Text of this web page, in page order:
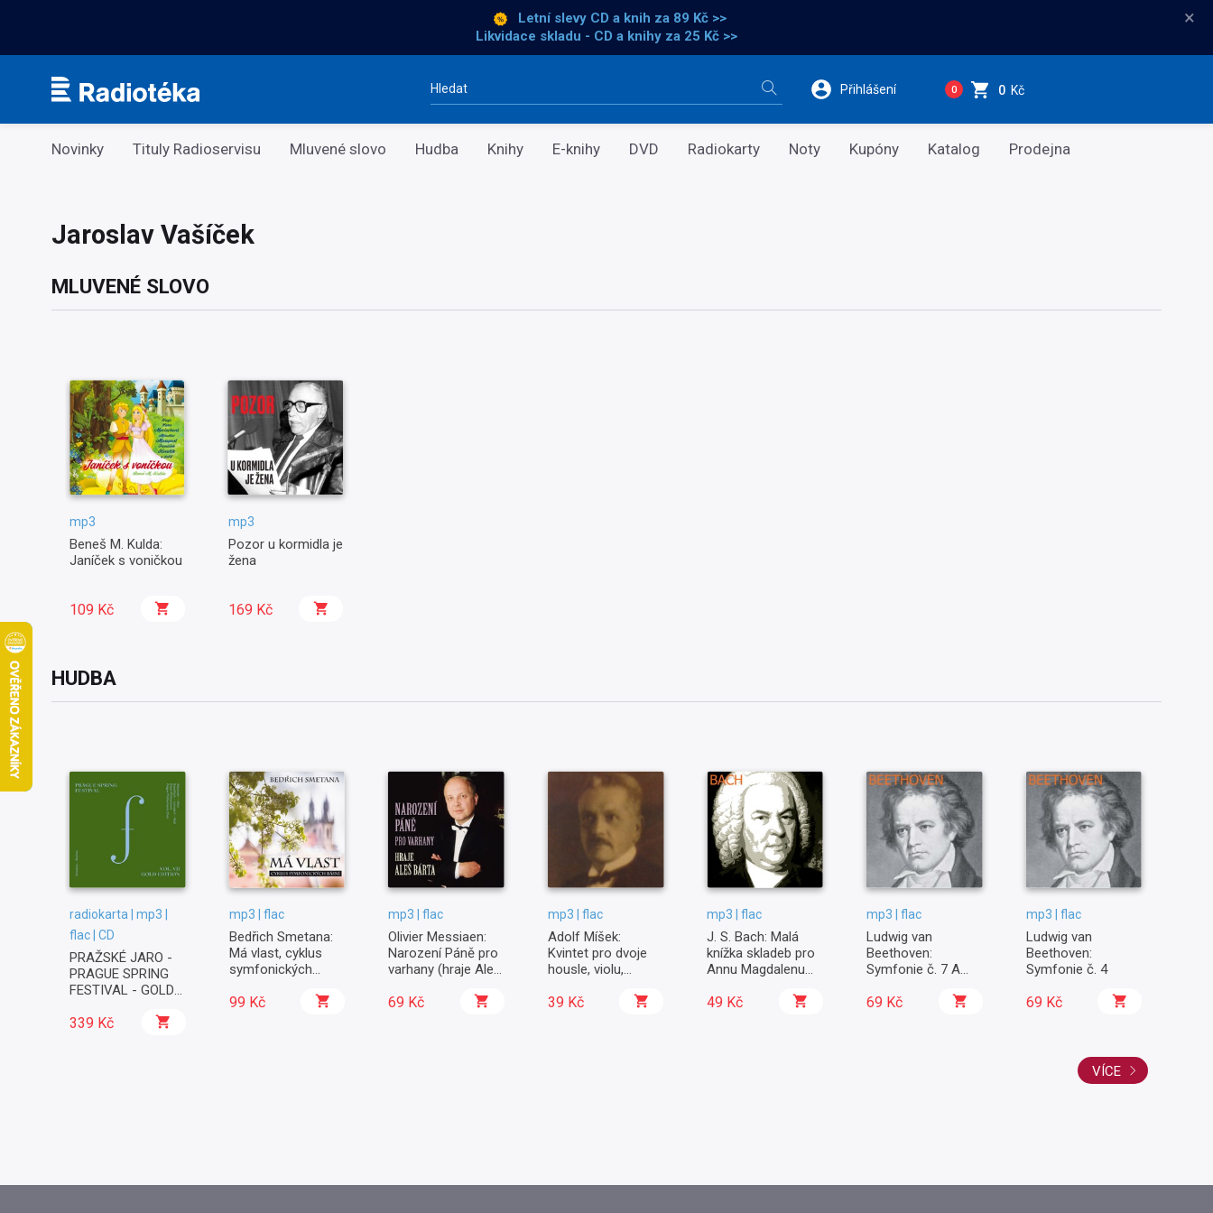
Letní slevy CD a knih za 89 Kč >>
Likvidace skladu - CD a knihy za 25 Kč >>
×
Vyhledávání Přihlášení 0 0 Kč
Kategorie
Novinky Tituly Radioservisu Mluvené slovo Hudba Knihy E-knihy DVD Radiokarty Noty Kupóny Katalog Prodejna
Jaroslav Vašíček
MLUVENÉ SLOVO
mp3
Beneš M. Kulda:
Janíček s voničkou
109 Kč
mp3
Pozor u kormidla je
žena
169 Kč
HUDBA
radiokarta | mp3 |
flac | CD
PRAŽSKÉ JARO -
PRAGUE SPRING
FESTIVAL - GOLD
339 Kč
mp3 | flac
Bedřich Smetana:
Má vlast, cyklus
symfonických
99 Kč
mp3 | flac
Olivier Messiaen:
Narození Páně pro
varhany (hraje Aleš
69 Kč
mp3 | flac
Adolf Míšek:
Kvintet pro dvoje
housle, violu,
kontrabas Es dur
39 Kč
mp3 | flac
J. S. Bach: Malá
knížka skladeb pro
Annu Magdalenu
49 Kč
mp3 | flac
Ludwig van
Beethoven:
Symfonie č. 7 A
69 Kč
mp3 | flac
Ludwig van
Beethoven:
Symfonie č. 4
69 Kč
VÍCE